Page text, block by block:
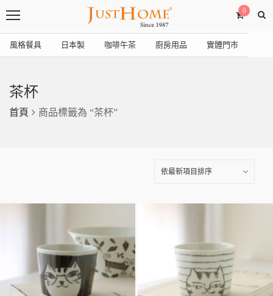
0
風格餐具 日本製 咖啡午茶 廚房用品 實體門市
茶杯
首頁 商品標籤為 “茶杯”